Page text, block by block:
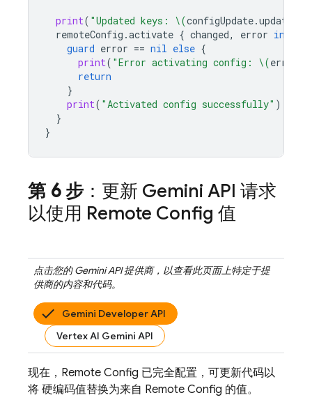
print( "Updated keys: \(configUpdate.
remoteConfig .activate { changed, error in
guard error == nil else {
print( "Error activating config: \(error
return
}
print( "Activated config successfully" )
}
}
第 6 步 ：更新 Gemini API 请求
以使用 Remote Config 值
点击您的Gemini API提供商，以查看此页面上特定于提
供商的内容和代码。
Gemini Developer API
Vertex AI Gemini API
现在， Remote Config 已完全配置，可更新代码以
将 硬编码值替换为来自 Remote Config 的值。